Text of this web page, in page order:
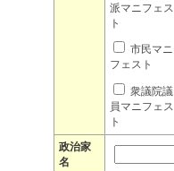
派マニフェス
ト
市民マニ
フェスト
衆議院議
員マニフェス
ト
政治家
名